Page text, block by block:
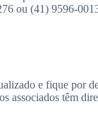
ou (41) 9596-
e fique por
associados têm